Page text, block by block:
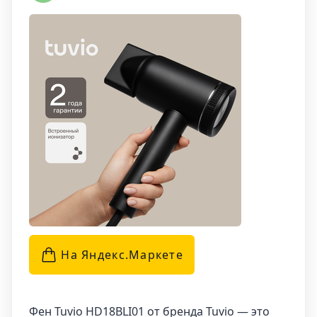
направленного воздушного потока, а также
легко снимать и устанавливать. Фен может
легко переключаться между режимами
горячего и холодного обдува, что делает его
универсальным инструментом для создания
причесок.
На Яндекс.Маркетe
Фен Tuvio HD18BLI01 от бренда Tuvio — это